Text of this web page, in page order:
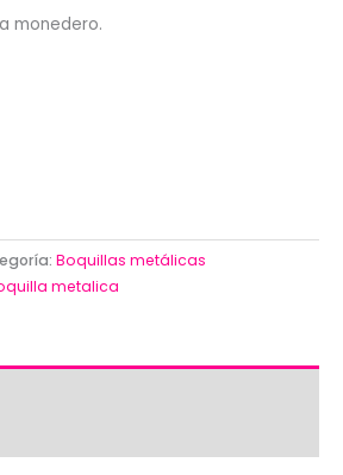
monedero.
Boquillas metálicas
metalica